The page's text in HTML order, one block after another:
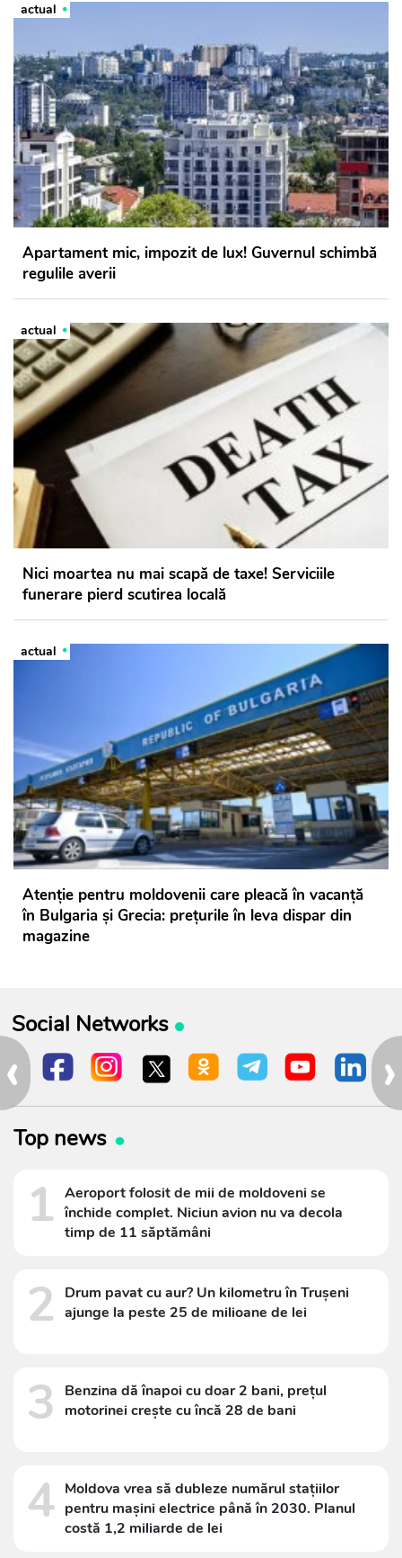
›
‹
actual
Apartament mic, impozit de lux! Guvernul schimbă
regulile averii
actual
Nici moartea nu mai scapă de taxe! Serviciile
funerare pierd scutirea locală
actual
Atenție pentru moldovenii care pleacă în vacanță
în Bulgaria și Grecia: prețurile în leva dispar din
magazine
Social Networks
Top news
1 Aeroport folosit de mii de moldoveni se
închide complet. Niciun avion nu va decola
timp de 11 săptămâni
2
Drum pavat cu aur? Un kilometru în Trușeni
ajunge la peste 25 de milioane de lei
3
Benzina dă înapoi cu doar 2 bani, prețul
motorinei crește cu încă 28 de bani
4 Moldova vrea să dubleze numărul stațiilor
pentru mașini electrice până în 2030. Planul
costă 1,2 miliarde de lei